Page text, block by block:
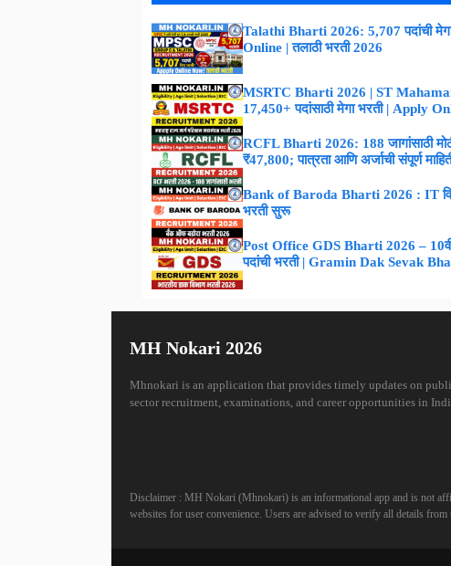
Talathi Bharti 2026: 5,707 पदांची
Online | तलाठी भरती 2026
MSRTC Bharti 2026 | ST
17,450+ पदांसाठी मेगा भरती | Apply
RCFL Bharti 2026: 188 जागांसाठी
₹47,800; पात्रता आणि अर्जाची संपूर्ण
Bank of Baroda Bharti 2026 : IT
भरती सुरू
Post Office GDS Bharti 2026 – 10वी
पदांची भरती | Gramin Dak Sevak
MH Nokari 2026
Mhnokari is an application that provides timely updates on
sector recruitment, examinations, and career opportunities in
Disclaimer : MH Nokari (Mhnokari) is an informational app and is not
websites for user convenience. Users are advised to verify all details from